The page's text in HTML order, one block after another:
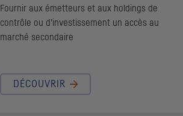
Fournir aux émetteurs et aux holdings de
contrôle ou d’investissement un accès au
marché secondaire
DÉCOUVRIR